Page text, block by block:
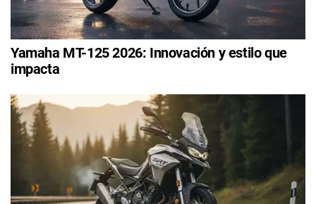
Yamaha MT-125 2026: Innovación y estilo que
impacta